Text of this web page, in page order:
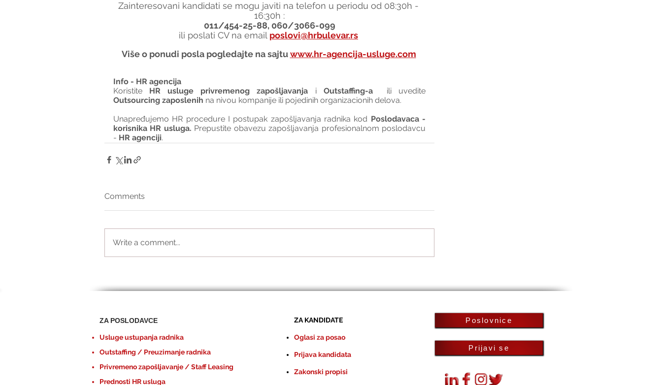
Zainteresovani kandidati se mogu javiti na telefon u periodu od 08:30h -
16:30h :
011/454-25-88, 060/3066-099
ili poslati CV na email poslovi@hrbulevar.rs
Više o ponudi posla pogledajte na sajtu www.hr-agencija-usluge.com
Info - HR agencija
Koristite HR usluge privremenog zapošljavanja i Outstaffing-a
Outsourcing zaposlenih na nivou kompanije ili pojedinih organizacionih delova.
Unapređujemo HR procedure I postupak zapošljavanja radnika kod Poslodavaca -
korisnika HR usluga. Prepustite obavezu zapošljavanja profesionalnom poslodavcu
- HR agenciji.
Comments
Write a comment...
ZA POSLODAVCE
Usluge ustupanja radnika
Outstaffing / Preuzimanje radnika
Privremeno zapošljavanje / Staff Leasing
Prednosti HR usluga
ZA KANDIDATE
Oglasi za posao
Prijava kandidata
Zakonski propisi
Poslovnice
Prijavi se